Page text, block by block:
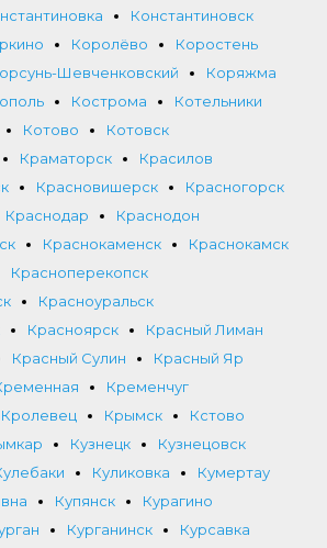
Константиновск
Королёво
Коростень
Шевченковский
Коряжма
Кострома
Котельники
Котово
Котовск
Краматорск
Красилов
Красновишерск
Красногорск
Краснодар
Краснодон
Краснокаменск
Краснокамск
Красноперекопск
Красноуральск
Красноярск
Красный Лиман
Красный Сулин
Красный Яр
Кременчуг
Кролевец Крымск
Кстово
Кузнецк
Кузнецовск
Куликовка
Кумертау
Купянск
Курагино
Курганинск
Курсавка